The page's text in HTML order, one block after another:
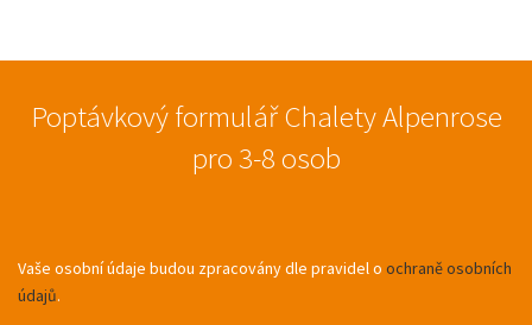
Poptávkový formulář Chalety Alpenrose
pro 3-8 osob
Vaše osobní údaje budou zpracovány dle pravidel o ochraně osobních
údajů.